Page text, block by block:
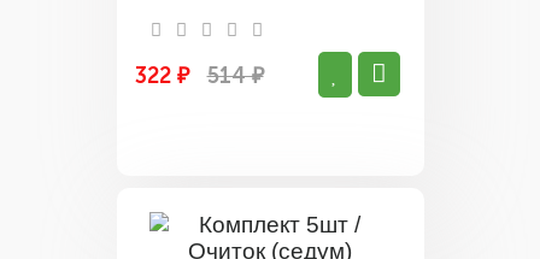
322 ₽ 514 ₽